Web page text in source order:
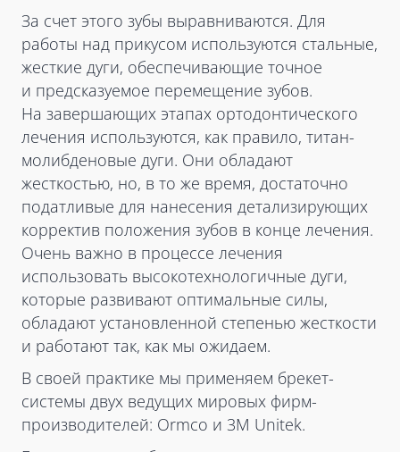
За счет этого зубы выравниваются. Для
работы над прикусом используются стальные,
жесткие дуги, обеспечивающие точное
и предсказуемое перемещение зубов.
На завершающих этапах ортодонтического
лечения используются, как правило, титан-
молибденовые дуги. Они обладают
жесткостью, но, в то же время, достаточно
податливые для нанесения детализирующих
корректив положения зубов в конце лечения.
Очень важно в процессе лечения
использовать высокотехнологичные дуги,
которые развивают оптимальные силы,
обладают установленной степенью жесткости
и работают так, как мы ожидаем.
В своей практике мы применяем брекет-
системы двух ведущих мировых фирм-
производителей: Ormco и 3M Unitek.